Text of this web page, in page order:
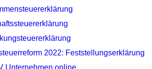
2022: Feststellungserklärung
Unternehmen online